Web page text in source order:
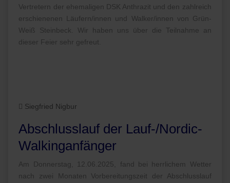
Vertretern der ehemaligen DSK Anthrazit und den zahlreich
erschienenen Läufern/innen und Walker/innen von Grün-
Weiß Steinbeck. Wir haben uns über die Teilnahme an
dieser Feier sehr gefreut.
Siegfried Nigbur
Abschlusslauf der Lauf-/Nordic-
Walkinganfänger
Am Donnerstag, 12.06.2025, fand bei herrlichem Wetter
nach zwei Monaten Vorbereitungszeit der Abschlusslauf